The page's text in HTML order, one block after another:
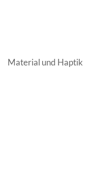
Material und Haptik